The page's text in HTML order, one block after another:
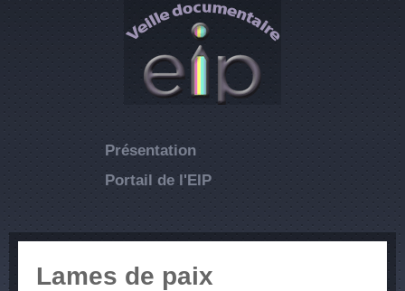
Présentation
Portail de l'EIP
Lames de paix